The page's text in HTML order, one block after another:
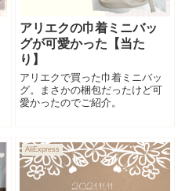
アリエクの巾着ミニバッ
グが可愛かった【当た
り】
アリエクで買った巾着ミニバッ
グ。まさかの梱包だったけど可
愛かったのでご紹介。
AliExpress